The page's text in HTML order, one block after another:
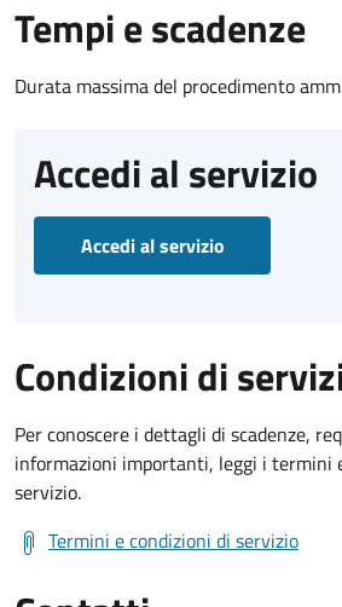
Tempi e scadenze
Durata massima del procedimento
Accedi al servizio
Accedi al servizio
Condizioni di
Per conoscere i dettagli di scadenze,
informazioni importanti, leggi i termini
servizio.
Termini e condizioni di servizio